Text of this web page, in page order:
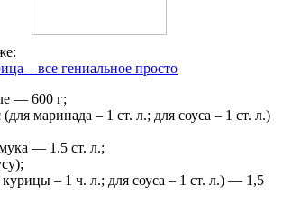
– все гениальное просто
— 600 г;
маринада – 1 ст. л.; для соуса – 1 ст. л.)
— 1.5 ст. л.;
– 1 ч. л.; для соуса – 1 ст. л.) — 1,5